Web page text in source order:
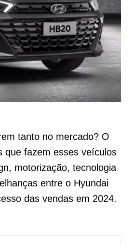
tanto no mercado? O
que fazem esses veículos
motorização, tecnologia
entre o Hyundai
das vendas em 2024.